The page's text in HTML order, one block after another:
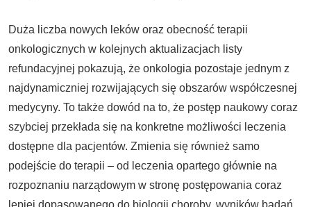
Duża liczba nowych leków oraz obecność terapii
onkologicznych w kolejnych aktualizacjach listy
refundacyjnej pokazują, że onkologia pozostaje jednym z
najdynamiczniej rozwijających się obszarów współczesnej
medycyny. To także dowód na to, że postęp naukowy coraz
szybciej przekłada się na konkretne możliwości leczenia
dostępne dla pacjentów. Zmienia się również samo
podejście do terapii – od leczenia opartego głównie na
rozpoznaniu narządowym w stronę postępowania coraz
lepiej dopasowanego do biologii choroby, wyników badań